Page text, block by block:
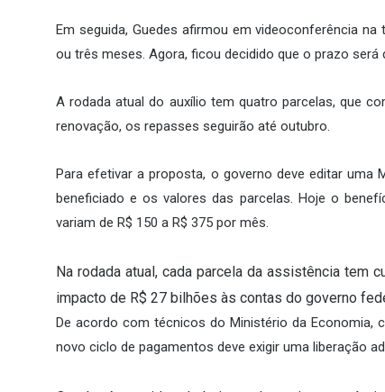
Em seguida, Guedes afirmou em videoconferência
ou três meses. Agora, ficou decidido que o prazo será
A rodada atual do auxílio tem quatro parcelas, que
renovação, os repasses seguirão até outubro.
Para efetivar a proposta, o governo deve editar uma
beneficiado e os valores das parcelas. Hoje o
variam de R$ 150 a R$ 375 por mês.
Na rodada atual, cada parcela da assistência tem
impacto de R$ 27 bilhões às contas do governo
De acordo com técnicos do Ministério da Economia,
novo ciclo de pagamentos deve exigir uma liberação